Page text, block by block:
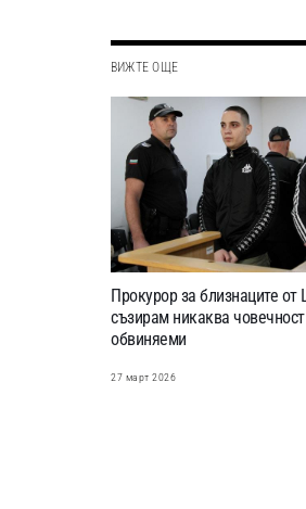
ВИЖТЕ ОЩЕ
Прокурор за близнаците
съзирам никаква
обвиняеми
27 март 2026